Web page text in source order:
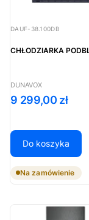
Kod produktu
DAUF-38.100DB
CHŁODZIARKA
PRODUCENT
DUNAVOX
Cena
9 299,00 zł
Do koszyka
Na zamówienie